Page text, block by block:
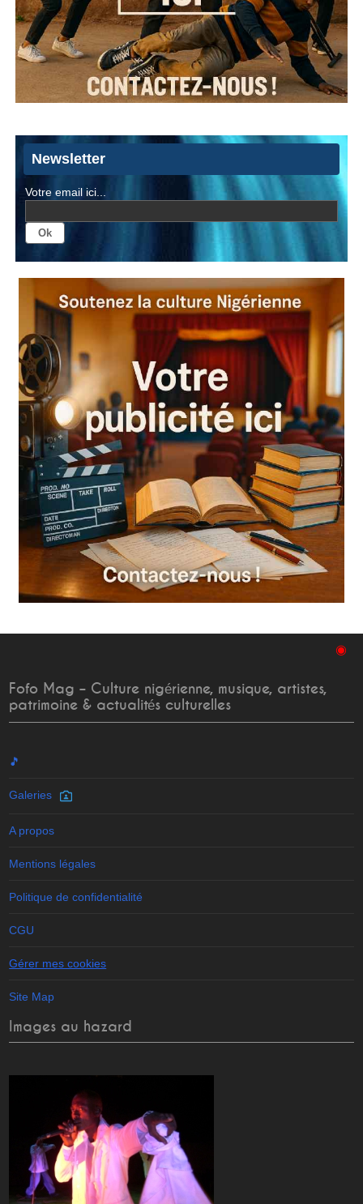
Newsletter
Votre email ici...
◉
Fofo Mag – Culture nigérienne, musique, artistes,
patrimoine & actualités culturelles
🎵
Galeries
A propos
Mentions légales
Politique de confidentialité
CGU
Gérer mes cookies
Site Map
Images au hazard